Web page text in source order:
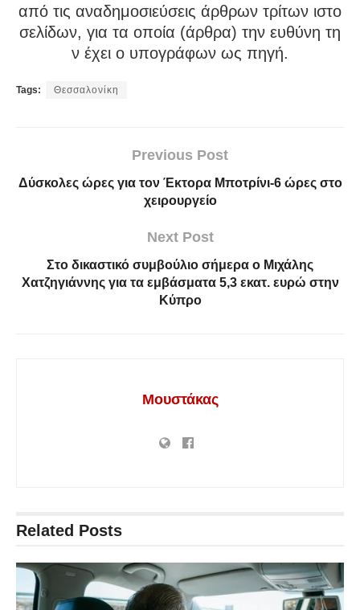
από τις αναδημοσιεύσεις άρθρων τρίτων ιστο
σελίδων, για τα οποία (άρθρα) την ευθύνη τη
ν έχει ο υπογράφων ως πηγή.
Tags: Θεσσαλονίκη
Previous Post
Δύσκολες ώρες για τον Έκτορα Μποτρίνι-6 ώρες στο
χειρουργείο
Next Post
Στο δικαστικό συμβούλιο σήμερα ο Μιχάλης
Χατζηγιάννης για τα εμβάσματα 5,3 εκατ. ευρώ στην
Κύπρο
Μουστάκας
Related Posts